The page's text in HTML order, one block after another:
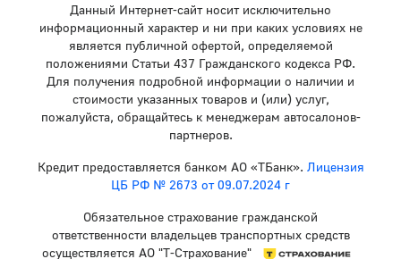
Данный Интернет-сайт носит исключительно
информационный характер и ни при каких условиях не
является публичной офертой, определяемой
положениями Статьи 437 Гражданского кодекса РФ.
Для получения подробной информации о наличии и
стоимости указанных товаров и (или) услуг,
пожалуйста, обращайтесь к менеджерам автосалонов-
партнеров.
Кредит предоставляется банком АО «ТБанк». Лицензия
ЦБ РФ № 2673 от 09.07.2024 г
Обязательное страхование гражданской
ответственности владельцев транспортных средств
осуществляется АО "Т-Страхование"